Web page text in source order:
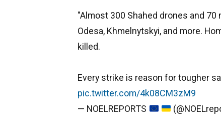
"Almost 300 Shahed drones and
Odesa, Khmelnytskyi, and more.
killed.
Every strike is reason for tougher
pic.twitter.com/4k08CM3zM9
— NOELREPORTS